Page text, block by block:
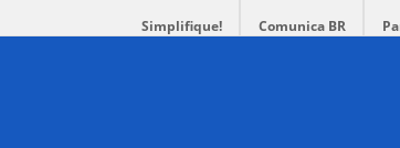
Simplifique! Comunica BR